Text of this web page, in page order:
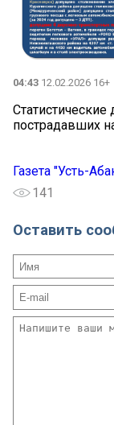
04:43 12.02.2026 16+
пострадавших
Газета "Усть-
141
Оставить